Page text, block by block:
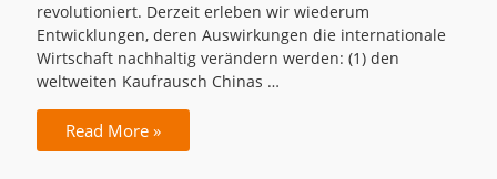
revolutioniert. Derzeit erleben wir wiederum
Entwicklungen, deren Auswirkungen die internationale
Wirtschaft nachhaltig verändern werden: (1) den
weltweiten Kaufrausch Chinas …
Read More »